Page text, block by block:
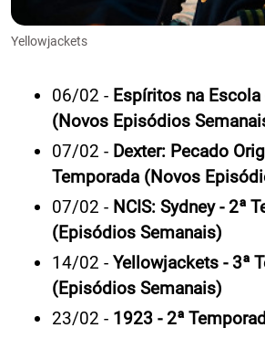
Yellowjackets
06/02 - Espíritos na Escola
(Novos Episódios
07/02 - Dexter: Pecado
Temporada (Novos
07/02 - NCIS: Sydney - 2ª
(Episódios Semanais)
14/02 - Yellowjackets - 3ª
(Episódios Semanais)
23/02 - 1923 - 2ª